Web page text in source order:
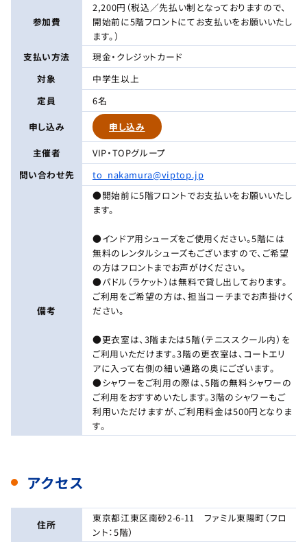
参加費
2,200円（税込／先払い制となっておりますので、
開始前に5階フロントにてお支払いをお願いいたし
ます。）
支払い方法
現金・クレジットカード
対象
中学生以上
定員
6名
申し込み
申し込み
主催者
VIP・TOPグループ
問い合わせ先
to_nakamura@viptop.jp
備考
●開始前に5階フロントでお支払いをお願いいたし
ます。
●インドア用シューズをご使用ください。5階には
無料のレンタルシューズもございますので、ご希望
の方はフロントまでお声がけください。
●パドル（ラケット）は無料で貸し出しております。
ご利用をご希望の方は、担当コーチまでお声掛けく
ださい。
●更衣室は、3階または5階（テニススクール内）を
ご利用いただけます。3階の更衣室は、コートエリ
アに入って右側の細い通路の奥にございます。
●シャワーをご利用の際は、5階の無料シャワーの
ご利用をおすすめいたします。3階のシャワーもご
利用いただけますが、ご利用料金は500円となりま
す。
アクセス
住所
東京都江東区南砂2-6-11 ファミル東陽町（フロ
ント：5階）